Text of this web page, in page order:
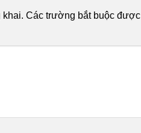
khai. Các trường bắt buộc